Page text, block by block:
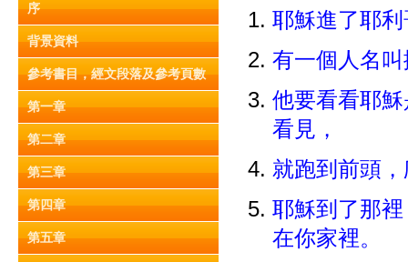
序
背景資料
參考書目，經文段落及參考頁數
第一章
第二章
第三章
第四章
第五章
耶穌進了耶
有一個人名
他要看看耶
看見，
就跑到前頭
耶穌到了那
在你家裡。